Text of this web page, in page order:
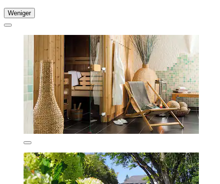
Weniger